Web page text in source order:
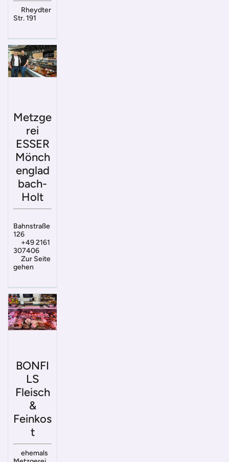
Rheydter
Str. 191
Metzge
rei
ESSER
Mönch
englad
bach-
Holt
Bahnstraße
126
+49 2161
307406
Zur Seite
gehen
BONFI
LS
Fleisch
&
Feinkos
t
ehemals